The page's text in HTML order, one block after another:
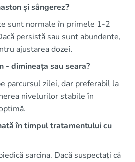
și sângerez?
sunt normale în primele 1-2
persistă sau sunt abundente,
ajustarea dozei.
- dimineața sau seara?
parcursul zilei, dar preferabil la
nivelurilor stabile în
în timpul tratamentului cu
sarcina. Dacă suspectați că